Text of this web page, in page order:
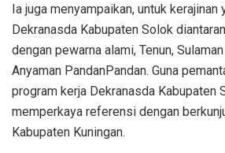
Ia juga menyampaikan, untuk kerajinan
Dekranasda Kabupaten Solok
dengan pewarna alami, Tenun,
Anyaman PandanPandan. Guna
program kerja Dekranasda Kabupaten
memperkaya referensi dengan
Kabupaten Kuningan.